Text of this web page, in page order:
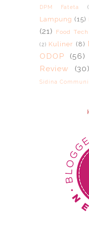
DPM Fateta
Lampung (15)
(21)
Food Tech
(2) Kuliner (8)
ODOP (56)
Review (30)
Sidina